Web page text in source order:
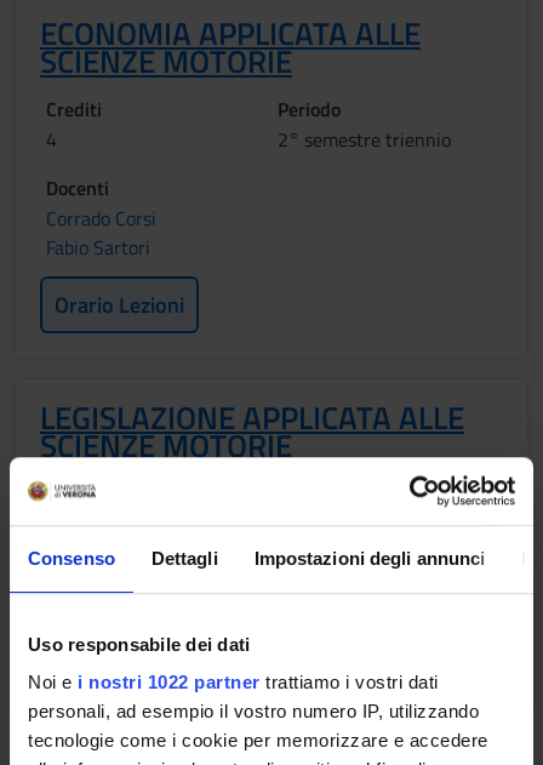
Consenso Dettagli Impostazioni degli annunci
Uso responsabile dei dati
Noi e i nostri 1022 partner trattiamo i vostri dati
personali, ad esempio il vostro numero IP, utilizzando
tecnologie come i cookie per memorizzare e accedere
ECONOMIA APPLICATA ALLE
SCIENZE MOTORIE
Crediti
4
Periodo
2° semestre triennio
Docenti
Corrado Corsi
Fabio Sartori
Orario Lezioni
LEGISLAZIONE APPLICATA ALLE
SCIENZE MOTORIE
Crediti
4
2° semestre triennio
Docenti
Stefano Venturi
Orario Lezioni
Obiettivi di apprendimento